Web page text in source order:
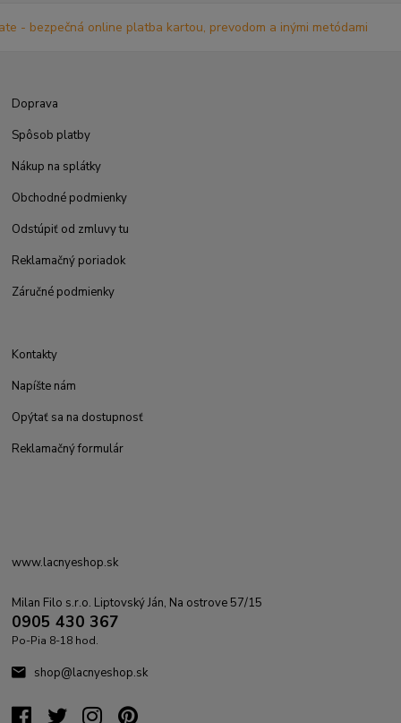
Doprava
Spôsob platby
Nákup na splátky
Obchodné podmienky
Odstúpiť od zmluvy tu
Reklamačný poriadok
Záručné podmienky
Kontakty
Napíšte nám
Opýtať sa na dostupnosť
Reklamačný formulár
www.lacnyeshop.sk
Milan Filo s.r.o. Liptovský Ján, Na ostrove 57/15
0905 430 367
Po-Pia 8-18 hod.
shop@lacnyeshop.sk